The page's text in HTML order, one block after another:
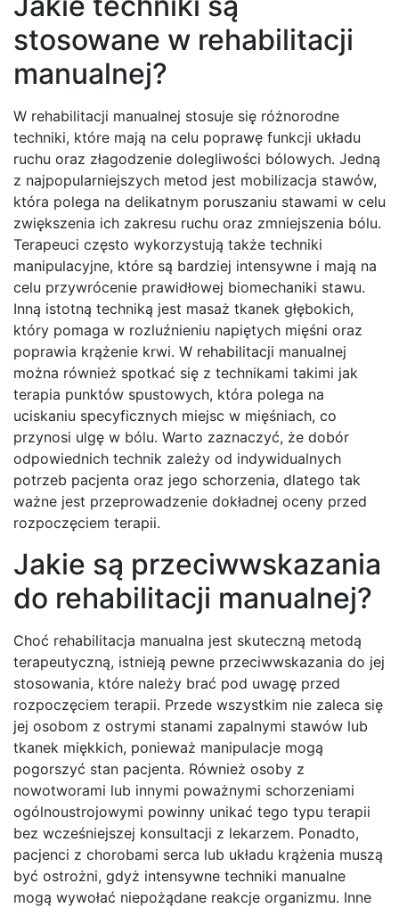
stosowane w rehabilitacji
manualnej?
W rehabilitacji manualnej stosuje się różnorodne
techniki, które mają na celu poprawę funkcji układu
ruchu oraz złagodzenie dolegliwości bólowych. Jedną
z najpopularniejszych metod jest mobilizacja stawów,
która polega na delikatnym poruszaniu stawami w celu
zwiększenia ich zakresu ruchu oraz zmniejszenia bólu.
Terapeuci często wykorzystują także techniki
manipulacyjne, które są bardziej intensywne i mają na
celu przywrócenie prawidłowej biomechaniki stawu.
Inną istotną techniką jest masaż tkanek głębokich,
który pomaga w rozluźnieniu napiętych mięśni oraz
poprawia krążenie krwi. W rehabilitacji manualnej
można również spotkać się z technikami takimi jak
terapia punktów spustowych, która polega na
uciskaniu specyficznych miejsc w mięśniach, co
przynosi ulgę w bólu. Warto zaznaczyć, że dobór
odpowiednich technik zależy od indywidualnych
potrzeb pacjenta oraz jego schorzenia, dlatego tak
ważne jest przeprowadzenie dokładnej oceny przed
rozpoczęciem terapii.
Jakie są przeciwwskazania
do rehabilitacji manualnej?
Choć rehabilitacja manualna jest skuteczną metodą
terapeutyczną, istnieją pewne przeciwwskazania do jej
stosowania, które należy brać pod uwagę przed
rozpoczęciem terapii. Przede wszystkim nie zaleca się
jej osobom z ostrymi stanami zapalnymi stawów lub
tkanek miękkich, ponieważ manipulacje mogą
pogorszyć stan pacjenta. Również osoby z
nowotworami lub innymi poważnymi schorzeniami
ogólnoustrojowymi powinny unikać tego typu terapii
bez wcześniejszej konsultacji z lekarzem. Ponadto,
pacjenci z chorobami serca lub układu krążenia muszą
być ostrożni, gdyż intensywne techniki manualne
mogą wywołać niepożądane reakcje organizmu. Inne